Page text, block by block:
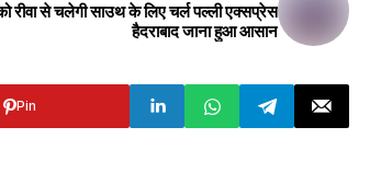
रीवा से चलेगी साउथ के लिए चर्ल पल्ली एक्सप्रेस
हैदराबाद जाना हुआ आसान
Pin